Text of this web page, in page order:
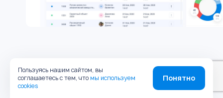
Пользуясь нашим сайтом, вы
соглашаетесь с тем, что мы используем
cookies
Понятно